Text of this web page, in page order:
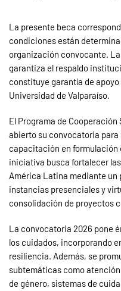
La presente beca
condiciones están
organización convocante.
garantiza el respaldo
constituye garantía de
Universidad de Valparaíso.
El Programa de
abierto su convocatoria para
capacitación en formulación
iniciativa busca fortalecer
América Latina mediante un
instancias presenciales y
consolidación de proyectos
La convocatoria 2026 pone
los cuidados, incorporando
resiliencia. Además, se
subtemáticas como
de género, sistemas de